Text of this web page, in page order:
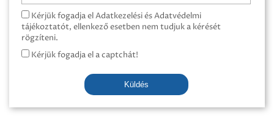
Kérjük fogadja el Adatkezelési és Adatvédelmi
tájékoztatót, ellenkező esetben nem tudjuk a kérését
rögzíteni.
Kérjük fogadja el a captchát!
Küldés